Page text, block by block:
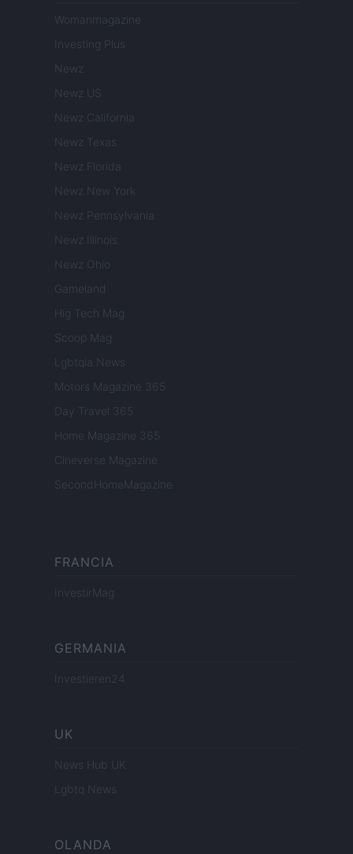
Womanmagazine
Investing Plus
Newz
Newz US
Newz California
Newz Texas
Newz Florida
Newz New York
Newz Pennsylvania
Newz Illinois
Newz Ohio
Gameland
Hig Tech Mag
Scoop Mag
Lgbtqia News
Motors Magazine 365
Day Travel 365
Home Magazine 365
Cineverse Magazine
SecondHomeMagazine
FRANCIA
InvestirMag
GERMANIA
Investieren24
UK
News Hub UK
Lgbtq News
OLANDA